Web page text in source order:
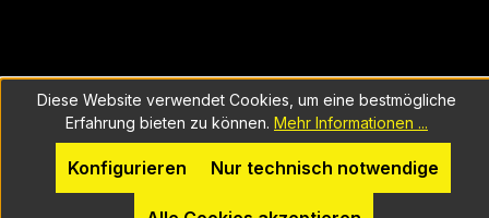
Diese Website verwendet Cookies, um eine bestmögliche
Erfahrung bieten zu können. Mehr Informationen ...
Nur technisch notwendige
Konfigurieren